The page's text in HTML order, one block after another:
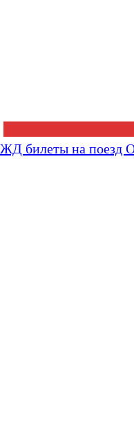
ЖД билеты на поезд